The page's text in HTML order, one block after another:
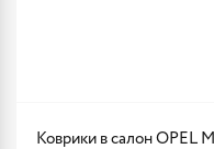
Коврики в салон OPEL